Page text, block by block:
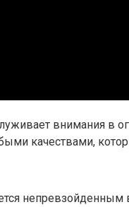
внимания
качествами,